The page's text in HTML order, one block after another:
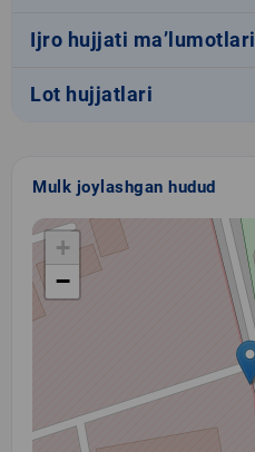
Ijro hujjati ma’lumotlari
Lot hujjatlari
Mulk joylashgan hudud
+
−